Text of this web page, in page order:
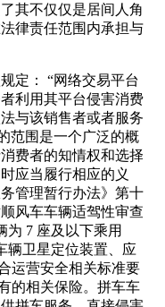
其不仅仅是居间人角
律责任范围内承担与
定： “网络交易平台
利用其平台侵害消费
与该销售者或者服务
范围是一个广泛的概
费者的知情权和选择
应当履行相应的义
管理暂行办法》第十
风车车辆适驾性审查
为 7 座及以下乘用
辆卫星定位装置、应
运营安全相关标准要
的相关保险。拼车车